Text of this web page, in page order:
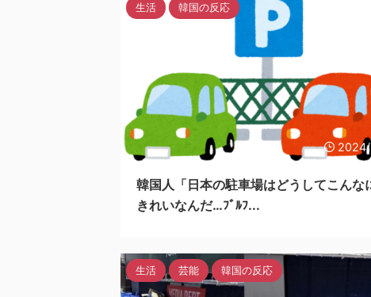
生活 韓国の反応
韓国人「日本の駐車場はどうしてこんな
きれいなんだ…ﾌﾞﾙﾌ...
生活 芸能 韓国の反応